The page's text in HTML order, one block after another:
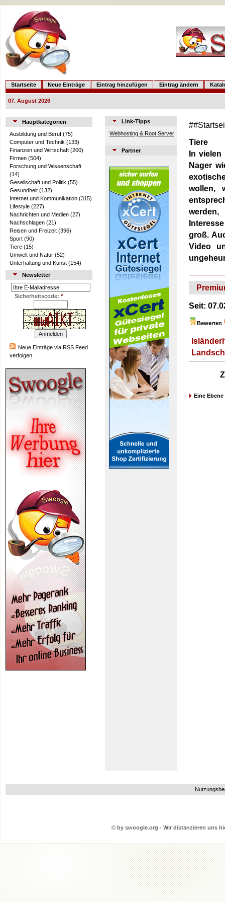
Startseite Neue Einträge Eintrag hinzufügen Eintrag ändern
07. August 2026
Hauptkategorien
Ausbildung und Beruf (75)
Computer und Technik (133)
Finanzen und Wirtschaft (200)
Firmen (504)
Forschung und Wissenschaft
(14)
Gesellschaft und Politik (55)
Gesundheit (132)
Internet und Kommunikation (315)
Lifestyle (227)
Nachrichten und Medien (27)
Nachschlagen (21)
Reisen und Freizeit (396)
Sport (90)
Tiere (15)
Umwelt und Natur (52)
Unterhaltung und Kunst (154)
Newsletter
Sicherheitscode: *
Neue Einträge via RSS Feed
verfolgen
Link-Tipps
Webhosting & Root Server
Partner
Tiere
In vielen
Nager
wollen,
groß.
Video
Seit:
Bewerten
Eine
© by swoogle.org - Wir distanzieren uns